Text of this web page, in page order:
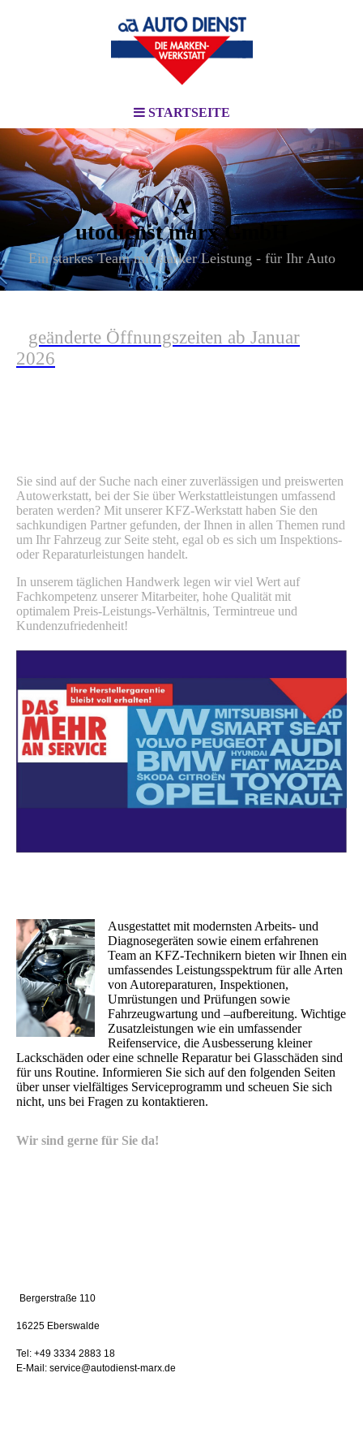
STARTSEITE
A
utodienst marx GmbH
Ein starkes Team mit starker Leistung - für Ihr Auto
geänderte Öffnungszeiten ab Januar
2026
Sie sind auf der Suche nach einer zuverlässigen und preiswerten
Autowerkstatt, bei der Sie über Werkstattleistungen umfassend
beraten werden? Mit unserer KFZ-Werkstatt haben Sie den
sachkundigen Partner gefunden, der Ihnen in allen Themen rund
um Ihr Fahrzeug zur Seite steht, egal ob es sich um Inspektions-
oder Reparaturleistungen handelt.
In unserem täglichen Handwerk legen wir viel Wert auf
Fachkompetenz unserer Mitarbeiter, hohe Qualität mit
optimalem Preis-Leistungs-Verhältnis, Termintreue und
Kundenzufriedenheit!
Ausgestattet mit modernsten Arbeits- und
Diagnosegeräten sowie einem erfahrenen
Team an KFZ-Technikern bieten wir Ihnen ein
umfassendes Leistungsspektrum für alle Arten
von Autoreparaturen, Inspektionen,
Umrüstungen und Prüfungen sowie
Fahrzeugwartung und –aufbereitung. Wichtige
Zusatzleistungen wie ein umfassender
Reifenservice, die Ausbesserung kleiner
Lackschäden oder eine schnelle Reparatur bei Glasschäden sind
für uns Routine. Informieren Sie sich auf den folgenden Seiten
über unser vielfältiges Serviceprogramm und scheuen Sie sich
nicht, uns bei Fragen zu kontaktieren.
Wir sind gerne für Sie da!
Bergerstraße 110
16225 Eberswalde
Tel: +49 3334 2883 18
E-Mail: service@autodienst-marx.de